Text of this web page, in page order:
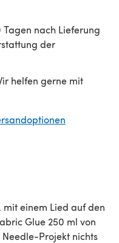
nach Lieferung
der
helfen gerne mit
mit einem Lied auf den
Glue 250 ml von
Needle-Projekt nichts